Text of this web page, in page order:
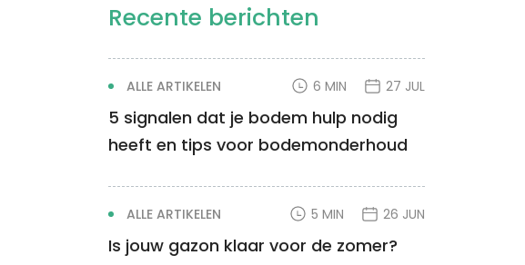
Recente berichten
ALLE ARTIKELEN 6 MIN 27 JUL
5 signalen dat je bodem hulp nodig
heeft en tips voor bodemonderhoud
ALLE ARTIKELEN 5 MIN 26 JUN
Is jouw gazon klaar voor de zomer?